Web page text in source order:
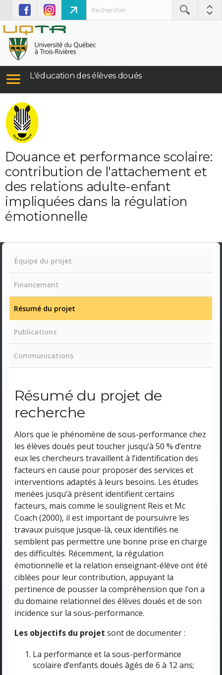
L'éducation des élèves doués
Douance et performance scolaire:
contribution de l'attachement et
des relations adulte-enfant
impliquées dans la régulation
émotionnelle
Équipe du projet
Financement
Résumé du projet
Publications
Communications
Résumé du projet de
recherche
Alors que le phénomène de sous-performance chez
les élèves doués peut toucher jusqu’à 50 % d’entre
eux les chercheurs travaillent à l’identification des
facteurs en cause pour proposer des services et
interventions adaptés à leurs besoins. Les études
menées jusqu’à présent identifient certains
facteurs, mais comme le soulignent Reis et Mc
Coach (2000), il est important de poursuivre les
travaux puisque jusque-là, ceux identifiés ne
semblent pas permettre une bonne prise en charge
des difficultés. Récemment, la régulation
émotionnelle et la relation enseignant-élève ont été
ciblées pour leur contribution, appuyant la
pertinence de pousser la compréhension que l’on a
du domaine relationnel des élèves doués et de son
incidence sur la sous-performance.
Les objectifs du projet sont de documenter :
La performance et la sous-performance
scolaire d’enfants doués âgés de 6 à 12 ans;